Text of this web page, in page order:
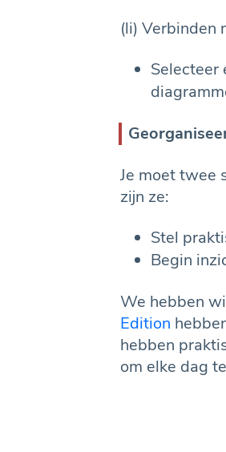
(li) Verbinden
Selecteer
Je moet twee
zijn ze:
Stel
Begin
We hebben
Edition
hebben
om elke dag